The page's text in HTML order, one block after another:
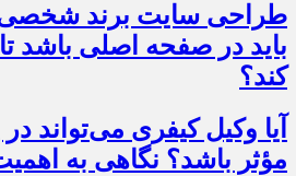
طراحی سایت برند
باید در صفحه اصلی باشد تا
کند؟
آیا وکیل کیفری می‌تواند
مؤثر باشد؟ نگاهی به